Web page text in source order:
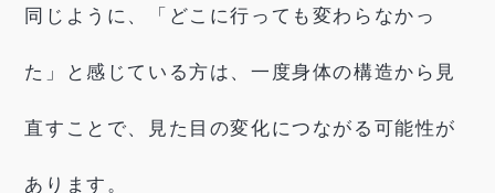
同じように、「どこに行っても変わらなかっ
た」と感じている方は、一度身体の構造から見
直すことで、見た目の変化につながる可能性が
あります。